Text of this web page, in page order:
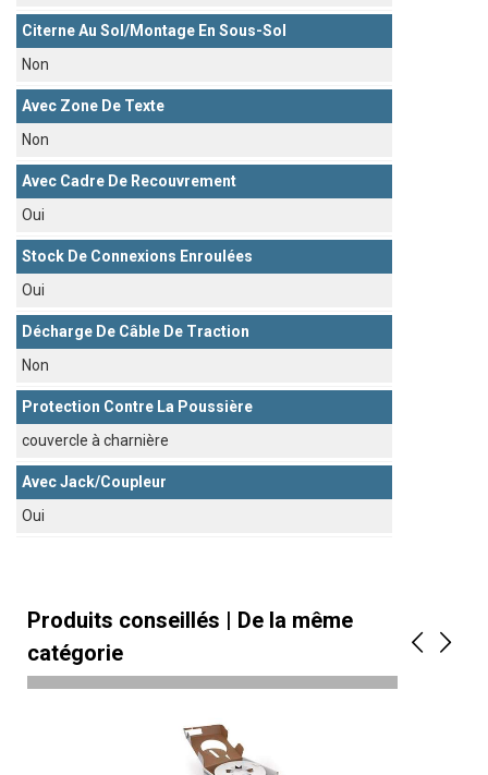
Citerne Au Sol/montage En Sous-Sol
Non
Avec Zone De Texte
Non
Avec Cadre De Recouvrement
Oui
Stock De Connexions Enroulées
Oui
Décharge De Câble De Traction
Non
Protection Contre La Poussière
couvercle à charnière
Avec Jack/coupleur
Oui
Produits conseillés | De la même
catégorie